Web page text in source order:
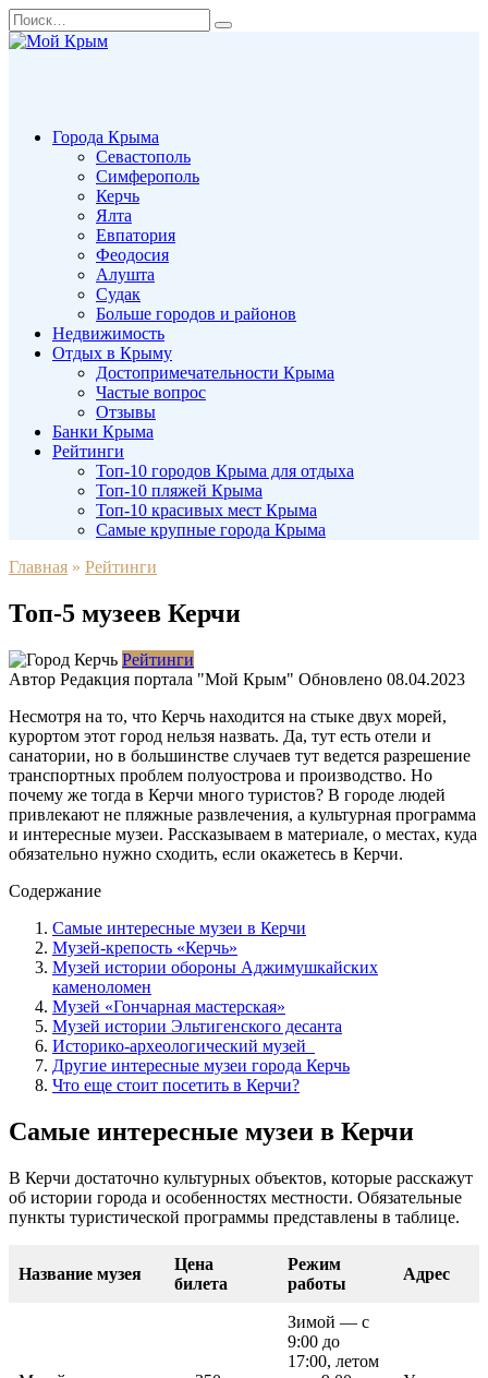
Перейти
к
содержанию
Search
for:
Города Крыма
Севастополь
Симферополь
Керчь
Ялта
Евпатория
Феодосия
Алушта
Судак
Больше городов и районов
Недвижимость
Отдых в Крыму
Достопримечательности Крыма
Частые вопрос
Отзывы
Банки Крыма
Рейтинги
Топ-10 городов Крыма для отдыха
Топ-10 пляжей Крыма
Топ-10 красивых мест Крыма
Самые крупные города Крыма
Главная » Рейтинги
Топ-5 музеев Керчи
Рейтинги
Автор Редакция портала "Мой Крым" Обновлено 08.04.2023
Несмотря на то, что Керчь находится на стыке двух морей,
курортом этот город нельзя назвать. Да, тут есть отели и
санатории, но в большинстве случаев тут ведется разрешение
транспортных проблем полуострова и производство. Но
почему же тогда в Керчи много туристов? В городе людей
привлекают не пляжные развлечения, а культурная программа
и интересные музеи. Рассказываем в материале, о местах, куда
обязательно нужно сходить, если окажетесь в Керчи.
Содержание
Самые интересные музеи в Керчи
Музей-крепость «Керчь»
Музей истории обороны Аджимушкайских
каменоломен
Музей «Гончарная мастерская»
Музей истории Эльтигенского десанта
Историко-археологический музей
Другие интересные музеи города Керчь
Что еще стоит посетить в Керчи?
Самые интересные музеи в Керчи
В Керчи достаточно культурных объектов, которые расскажут
об истории города и особенностях местности. Обязательные
пункты туристической программы представлены в таблице.
Название музея
Цена
билета
Режим
работы
Адрес
Зимой — с
9:00 до
17:00, летом